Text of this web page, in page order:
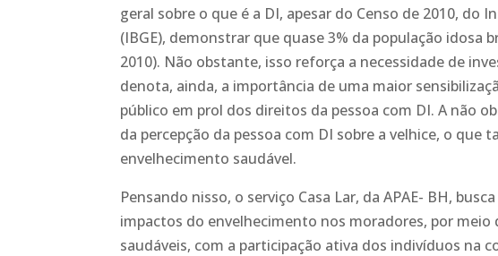
geral sobre o que é a DI, apesar do Censo de 2010,
(IBGE), demonstrar que quase 3% da população idosa
2010). Não obstante, isso reforça a necessidade de
denota, ainda, a importância de uma maior
público em prol dos direitos da pessoa com DI. A não
da percepção da pessoa com DI sobre a velhice, o que
envelhecimento saudável.
Pensando nisso, o serviço Casa Lar, da APAE- BH,
impactos do envelhecimento nos moradores, por
saudáveis, com a participação ativa dos indivíduos na